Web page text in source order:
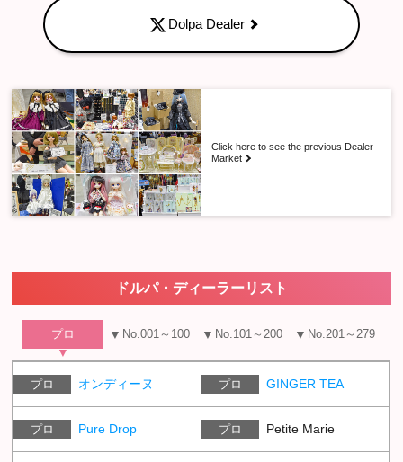
Dolpa Dealer
Click here to see the previous Dealer
Market
ドルパ・ディーラーリスト
プロ No.001～100 No.101～200 No.201～279
プロ オンディーヌ プロ GINGER TEA
プロ Pure Drop プロ Petite Marie